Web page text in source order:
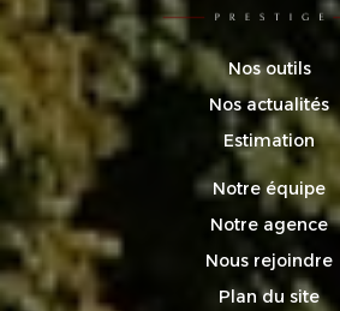
Nos outils
Nos actualités
Estimation
Notre équipe
Notre agence
Nous rejoindre
Plan du site